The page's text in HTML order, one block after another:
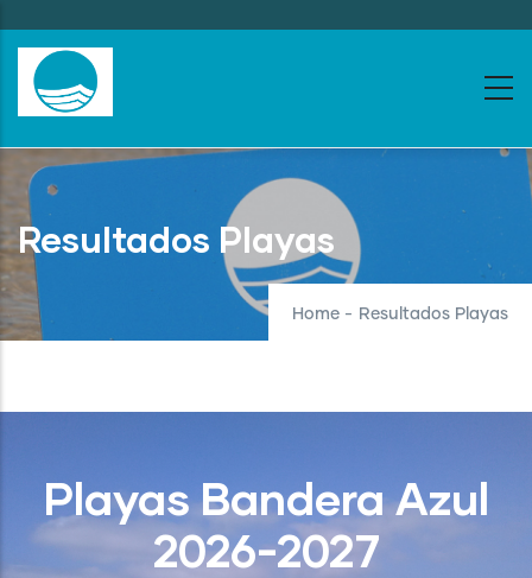
to
main
content
Resultados Playas
Home - Resultados Playas
Playas Bandera Azul
2026-2027